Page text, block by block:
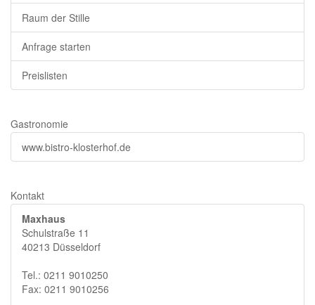
Raum der Stille
Anfrage starten
Preislisten
Gastronomie
www.bistro-klosterhof.de
Kontakt
Maxhaus
Schulstraße 11
40213 Düsseldorf
Tel.: 0211 9010250
Fax: 0211 9010256